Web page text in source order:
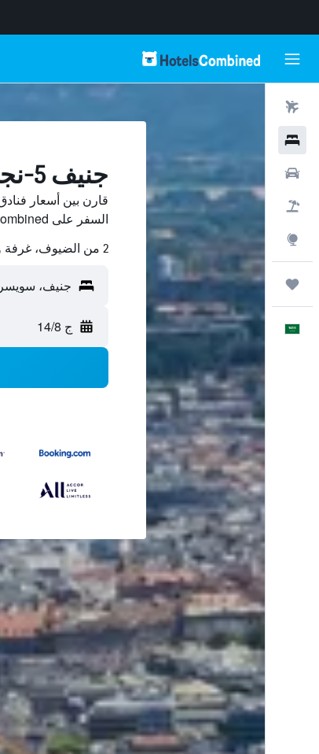
حزم العروض
استكشاف
رحلات
العَرَبِيَّة
جنيف 5-نجمة فنادق
السفر على HotelsCombined.
2 من الضيوف، غرفة واحدة
ج 14/8